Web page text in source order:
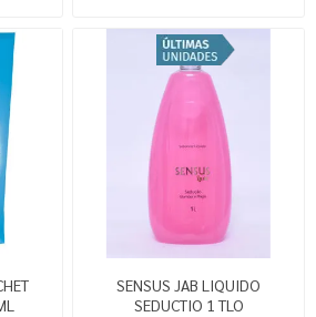
SENSUS JAB LIQUIDO
SEDUCTIO 1 TLO